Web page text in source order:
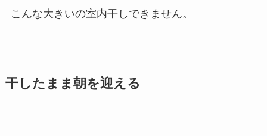
こんな大きいの室内干しできません。
干したまま朝を迎える